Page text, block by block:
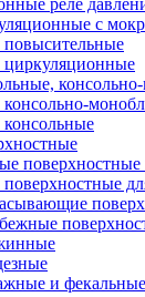
реле
с
поверхностные
и фекальные